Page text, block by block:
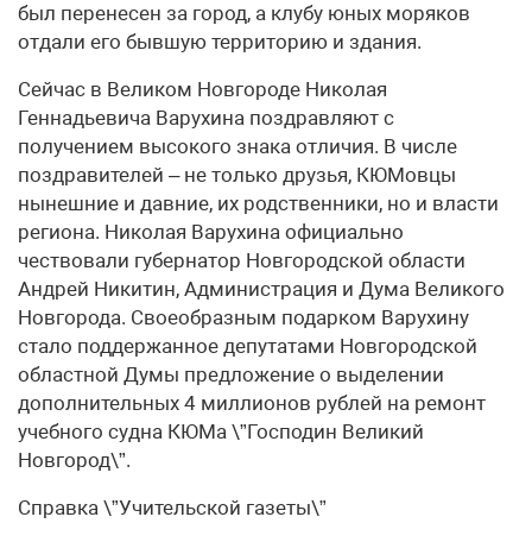
был перенесен за город, а клубу юных моряков
отдали его бывшую территорию и здания.
Сейчас в Великом Новгороде Николая
Геннадьевича Варухина поздравляют с
получением высокого знака отличия. В числе
поздравителей – не только друзья, КЮМовцы
нынешние и давние, их родственники, но и власти
региона. Николая Варухина официально
чествовали губернатор Новгородской области
Андрей Никитин, Администрация и Дума Великого
Новгорода. Своеобразным подарком Варухину
стало поддержанное депутатами Новгородской
областной Думы предложение о выделении
дополнительных 4 миллионов рублей на ремонт
учебного судна КЮМа \”Господин Великий
Новгород\”.
Справка \”Учительской газеты\”